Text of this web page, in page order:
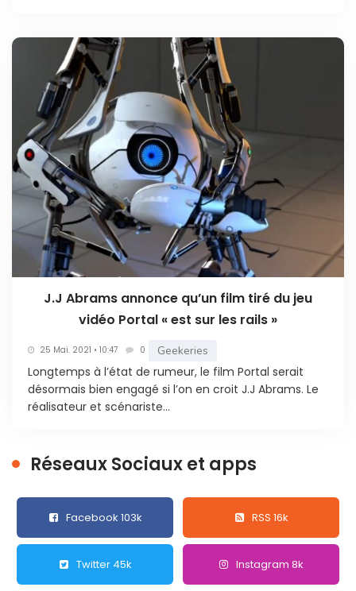
J.J Abrams annonce qu’un film tiré du jeu
vidéo Portal « est sur les rails »
25 Mai. 2021 • 10:47 0 Geekeries
Longtemps à l’état de rumeur, le film Portal serait
désormais bien engagé si l’on en croit J.J Abrams. Le
réalisateur et scénariste...
Réseaux Sociaux et apps
Facebook 103k RSS 16k
Twitter 45k Instagram 8k